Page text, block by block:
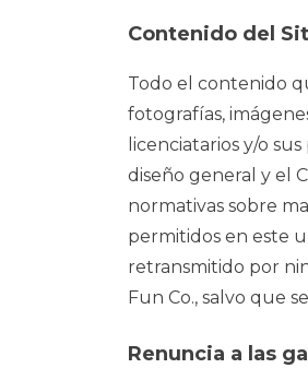
Contenido del
Todo el contenido
fotografías,
licenciatarios y/o
diseño general y el
normativas sobre
permitidos en este
retransmitido por
Fun Co., salvo que
Renuncia a las